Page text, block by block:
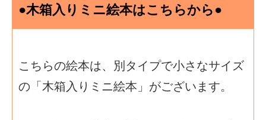
●木箱入りミニ絵本はこちらから●
こちらの絵本は、別タイプで小さなサイズ
の「木箱入りミニ絵本」がございます。